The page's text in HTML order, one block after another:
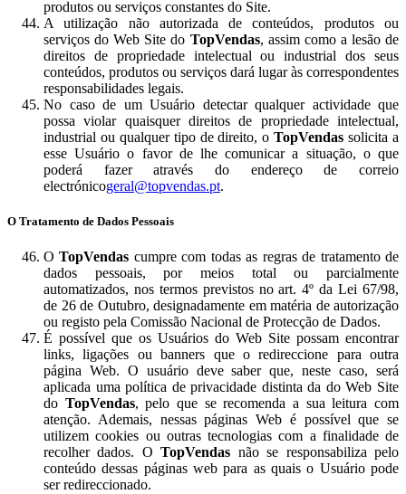
produtos ou serviços constantes do Site.
A utilização não autorizada de conteúdos, produtos ou
serviços do Web Site do TopVendas, assim como a lesão de
direitos de propriedade intelectual ou industrial dos seus
conteúdos, produtos ou serviços dará lugar às correspondentes
responsabilidades legais.
No caso de um Usuário detectar qualquer actividade que
possa violar quaisquer direitos de propriedade intelectual,
industrial ou qualquer tipo de direito, oTopVendas solicita a
esse Usuário o favor de lhe comunicar a situação, o que
poderá fazer através do endereço de correio
electrónicogeral@topvendas.pt.
O Tratamento de Dados Pessoais
OTopVendas cumpre com todas as regras de tratamento de
dados pessoais, por meios total ou parcialmente
automatizados, nos termos previstos no art. 4º da Lei 67/98,
de 26 de Outubro, designadamente em matéria de autorização
ou registo pela Comissão Nacional de Protecção de Dados.
É possível que os Usuários do Web Site possam encontrar
links, ligações ou banners que o redireccione para outra
página Web. O usuário deve saber que, neste caso, será
aplicada uma política de privacidade distinta da do Web Site
do TopVendas, pelo que se recomenda a sua leitura com
atenção. Ademais, nessas páginas Web é possível que se
utilizem cookies ou outras tecnologias com a finalidade de
recolher dados. OTopVendas não se responsabiliza pelo
conteúdo dessas páginas web para as quais o Usuário pode
ser redireccionado.